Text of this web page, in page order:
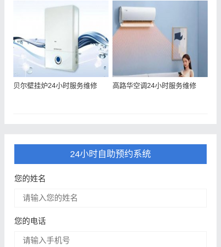
贝尔壁挂炉24小时服务维修 高路华空调24小时服务维修
24小时自助预约系统
您的姓名
您的电话